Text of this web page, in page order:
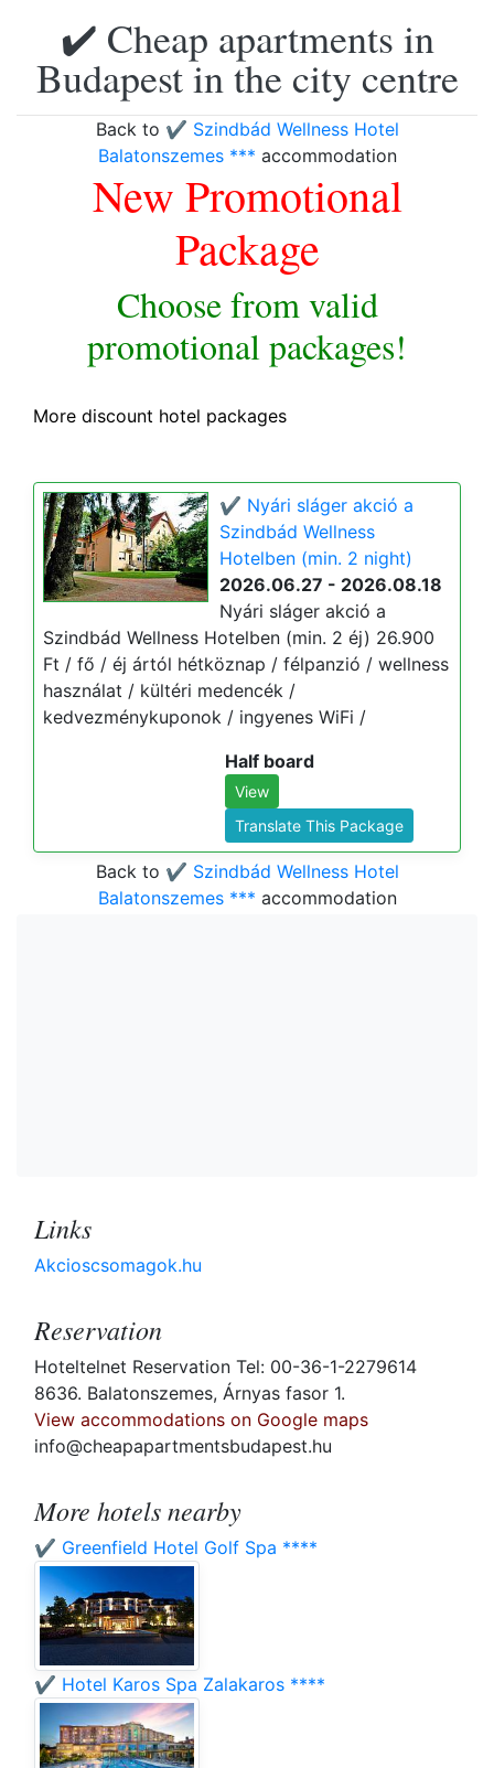
✔️ Cheap apartments in
Budapest in the city centre
Back to ✔️ Szindbád Wellness Hotel
Balatonszemes *** accommodation
New Promotional
Package
Choose from valid
promotional packages!
More discount hotel packages
✔️ Nyári sláger akció a
Szindbád Wellness
Hotelben (min. 2 night)
2026.06.27 - 2026.08.18
Nyári sláger akció a
Szindbád Wellness Hotelben (min. 2 éj) 26.900
Ft / fő / éj ártól hétköznap / félpanzió / wellness
használat / kültéri medencék /
kedvezménykuponok / ingyenes WiFi /
Half board
View
Translate This Package
Back to ✔️ Szindbád Wellness Hotel
Balatonszemes *** accommodation
Links
Akcioscsomagok.hu
Reservation
Hoteltelnet Reservation Tel: 00-36-1-2279614
8636. Balatonszemes, Árnyas fasor 1.
View accommodations on Google maps
info@cheapapartmentsbudapest.hu
More hotels nearby
✔️ Greenfield Hotel Golf Spa ****
✔️ Hotel Karos Spa Zalakaros ****